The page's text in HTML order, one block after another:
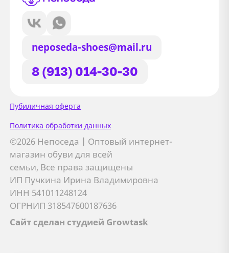
neposeda-shoes@mail.ru
8 (913) 014-30-30
Пубиличная оферта
Политика обработки данных
©2026 Непоседа | Оптовый интернет-
магазин обуви для всей
семьи, Все права защищены
ИП Пучкина Ирина Владимировна
ИНН 541011248124
ОГРНИП 318547600187636
Сайт сделан студией Growtask
Сайт использует файлы Cookie
Мы используем файлы cookie и
сторонние сервисы (Yandex.Metrica и
AppMetrica) для анализа трафика,
персонализации контента и улучшения
сайта.
Подробнее см. вПолитике обработки персональных
данных
Принимаю